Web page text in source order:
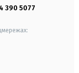
390 5077